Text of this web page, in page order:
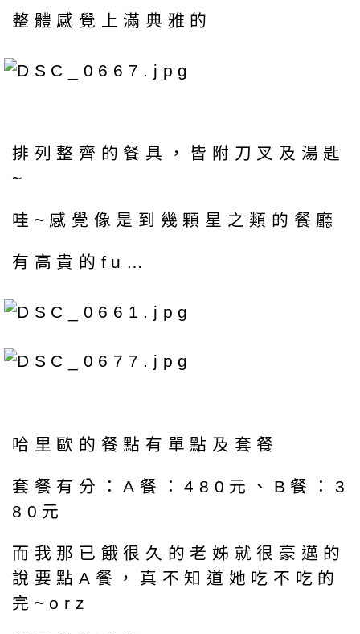
整體感覺上滿典雅的
排列整齊的餐具，皆附刀叉及湯匙
~
哇~感覺像是到幾顆星之類的餐廳
有高貴的fu…
哈里歐的餐點有單點及套餐
套餐有分：A餐：480元、B餐：3
80元
而我那已餓很久的老姊就很豪邁的
說要點A餐，真不知道她吃不吃的
完~orz